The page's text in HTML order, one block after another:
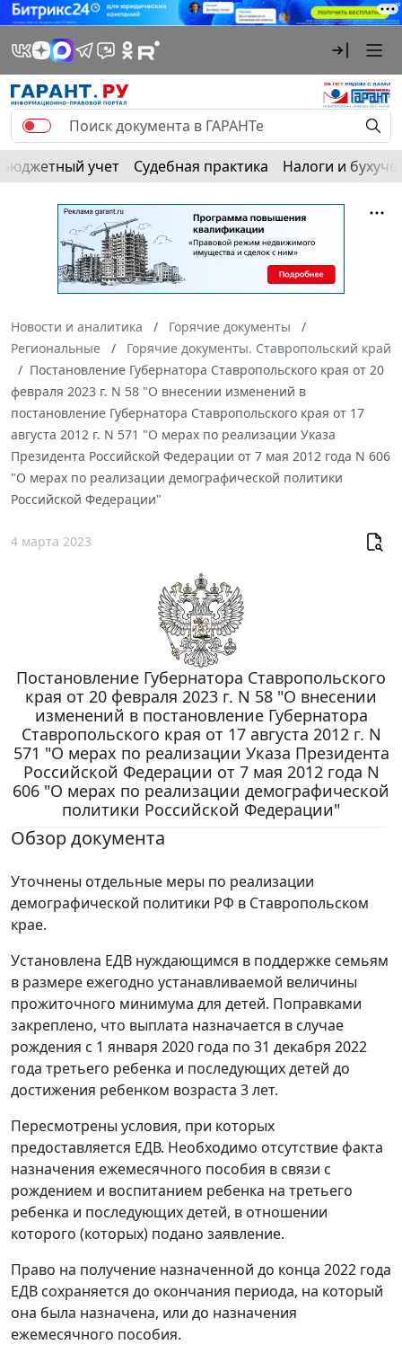
Бюджетный учет Судебная практика Налоги и
Новости и аналитика
Горячие документы
Региональные
Горячие документы. Ставропольский край
Постановление Губернатора Ставропольского края от 20
февраля 2023 г. N 58 "О внесении изменений в
постановление Губернатора Ставропольского края от 17
августа 2012 г. N 571 "О мерах по реализации Указа
Президента Российской Федерации от 7 мая 2012 года N 606
"О мерах по реализации демографической политики
Российской Федерации"
4 марта 2023
Постановление Губернатора Ставропольского
края от 20 февраля 2023 г. N 58 "О внесении
изменений в постановление Губернатора
Ставропольского края от 17 августа 2012 г. N
571 "О мерах по реализации Указа Президента
Российской Федерации от 7 мая 2012 года N
606 "О мерах по реализации демографической
политики Российской Федерации"
Обзор документа
Уточнены отдельные меры по реализации
демографической политики РФ в Ставропольском
крае.
Установлена ЕДВ нуждающимся в поддержке семьям
в размере ежегодно устанавливаемой величины
прожиточного минимума для детей. Поправками
закреплено, что выплата назначается в случае
рождения с 1 января 2020 года по 31 декабря 2022
года третьего ребенка и последующих детей до
достижения ребенком возраста 3 лет.
Пересмотрены условия, при которых
предоставляется ЕДВ. Необходимо отсутствие факта
назначения ежемесячного пособия в связи с
рождением и воспитанием ребенка на третьего
ребенка и последующих детей, в отношении
которого (которых) подано заявление.
Право на получение назначенной до конца 2022 года
ЕДВ сохраняется до окончания периода, на который
она была назначена, или до назначения
ежемесячного пособия.